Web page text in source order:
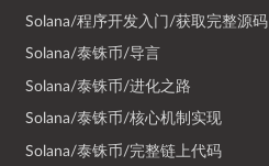
Solana/程序开发入门/获取完整源码
Solana/泰铢币/导言
Solana/泰铢币/进化之路
Solana/泰铢币/核心机制实现
Solana/泰铢币/完整链上代码